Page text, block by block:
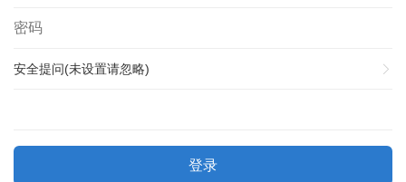
安全提问(未设置请忽略)
登录